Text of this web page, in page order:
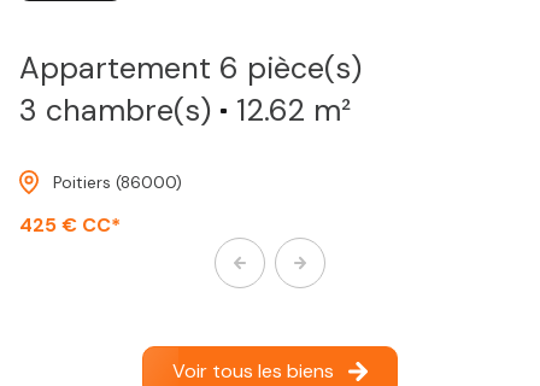
Appartement 6 pièce(s)
3 chambre(s)
12.62 m²
Poitiers (86000)
425 € CC*
Voir tous les biens